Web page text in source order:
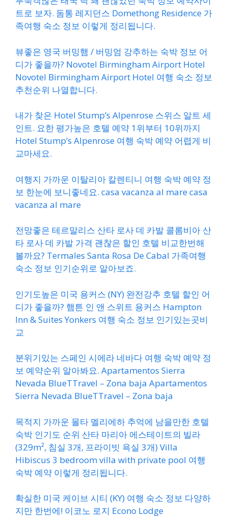
트로 보자. 돔통 레지던스 Domethong Residence 가
족여행 숙소 정보 이렇게 정리됩니다.
뷰좋은 영국 버밍햄 / 버밍엄 강추하는 숙박 정보 어
디가 좋을까? Novotel Birmingham Airport Hotel
Novotel Birmingham Airport Hotel 여행 숙소 정보
추천순위 나열합니다.
내가 찾은 Hotel Stump’s Alpenrose 스위스 알트 세
인트. 요한 평가높은 호텔 예약 1위부터 10위까지
Hotel Stump’s Alpenrose 여행 숙박 예약 어렵게 비
교마세요.
여행지 가까운 이탈리아 칼렌티니 여행 숙박 예약 정
보 한눈에 보니좋네요. casa vacanza al mare casa
vacanza al mare
전망좋은 테르말리스 산타 로사 데 카발 콜롬비아 산
타 로사 데 카발 가격 괜찮은 할인 호텔 비교한번해
볼까요? Termales Santa Rosa De Cabal 가족여행
숙소 정보 인기순위로 알아보죠.
인기도높은 미국 용커스 (NY) 완전강추 호텔 할인 어
디가 좋을까? 햄튼 인 앤 스위트 용커스 Hampton
Inn & Suites Yonkers 여행 숙소 정보 인기있는곳비
교
분위기있는 스페인 시에라 네바다 여행 숙박 예약 정
보 예약순위 알아봐요. Apartamentos Sierra
Nevada BlueTTravel – Zona baja Apartamentos
Sierra Nevada BlueTTravel – Zona baja
목적지 가까운 몰타 멜리에하 추억에 남을만한 호텔
숙박 인기도 순위 산타 마리아 에스테이트의 빌라
(329m², 침실 3개, 프라이빗 욕실 3개) Villa
Hibiscus 3 bedroom villa with private pool 여행
숙박 예약 이렇게 정리됩니다.
확실한 미국 케이브 시티 (KY) 여행 숙소 정보 다양하
지만 한번에! 이코노 로지 Econo Lodge